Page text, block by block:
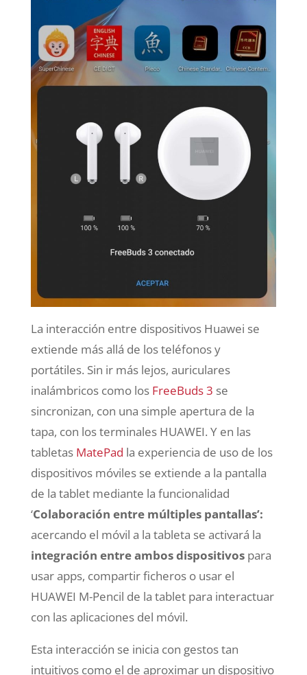
La interacción entre dispositivos Huawei se
extiende más allá de los teléfonos y
portátiles. Sin ir más lejos, auriculares
inalámbricos como losFreeBuds 3 se
sincronizan, con una simple apertura de la
tapa, con los terminales HUAWEI. Y en las
tabletas MatePad la experiencia de uso de los
dispositivos móviles se extiende a la pantalla
de la tablet mediante la funcionalidad
‘Colaboración entre múltiples pantallas’:
acercando el móvil a la tableta se activará la
integración entre ambos dispositivospara
usar apps, compartir ficheros o usar el
HUAWEI M-Pencil de la tablet para interactuar
con las aplicaciones del móvil.
Esta interacción se inicia con gestos tan
intuitivos como el de aproximar un dispositivo